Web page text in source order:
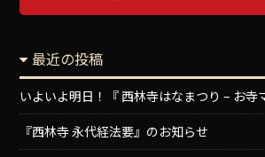
最近の投稿
いよいよ明日！『 西林寺はなまつり – お寺
『西林寺 永代経法要』のお知らせ